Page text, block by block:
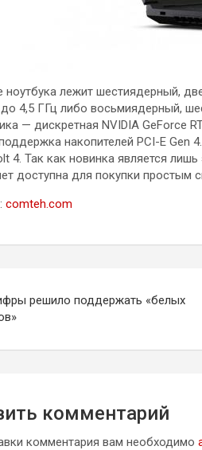
ноутбука лежит шестиядерный,
4,5 ГГц либо восьмиядерный,
— дискретная NVIDIA GeForce
накопителей PCI-E Gen
4. Так как новинка является
доступна для покупки простым
comteh.com
решило поддержать «белых
комментарий
комментария вам необходимо